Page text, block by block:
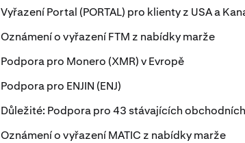
Vyřazení Portal (PORTAL) pro klienty z USA a
Oznámení o vyřazení FTM z nabídky marže
Podpora pro Monero (XMR) v Evropě
Podpora pro ENJIN (ENJ)
Důležité: Podpora pro 43 stávajících
Oznámení o vyřazení MATIC z nabídky marže